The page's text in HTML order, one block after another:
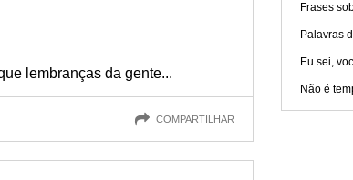
lembranças da gente...
COMPARTILHAR
Frases
Palavras
Eu sei,
Não é